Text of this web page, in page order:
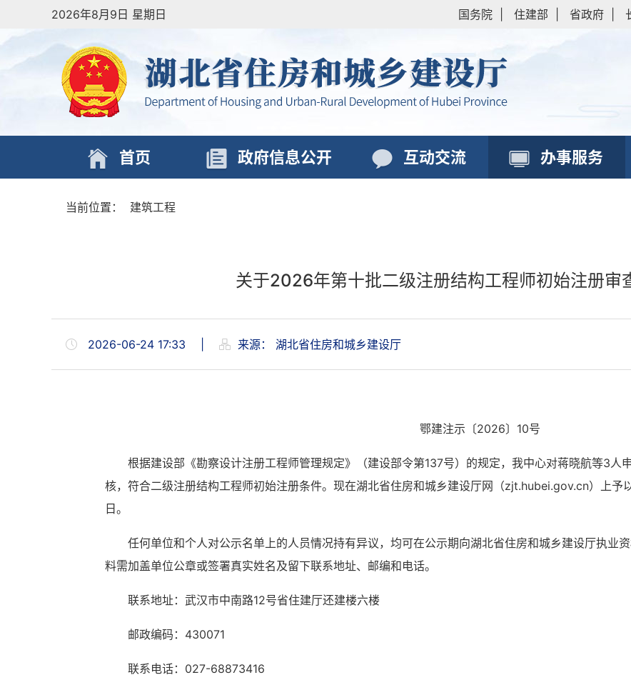
2026年8月9日 星期日 国务院 住建部 省政府
首页 政府信息公开 互动交流 办事服务
当前位置： 建筑工程
关于2026年第十批二级注册结构工程师初始注册审
2026-06-24 17:33 来源： 湖北省住房和城乡建设厅
鄂建注示〔2026〕10号
根据建设部《勘察设计注册工程师管理规定》（建设部令第137号）的规定，我中心对蒋晓航等3人
核，符合二级注册结构工程师初始注册条件。现在湖北省住房和城乡建设厅网（zjt.hubei.gov.cn）上
日。
任何单位和个人对公示名单上的人员情况持有异议，均可在公示期向湖北省住房和城乡建设厅执业
料需加盖单位公章或签署真实姓名及留下联系地址、邮编和电话。
联系地址：武汉市中南路12号省住建厅还建楼六楼
邮政编码：430071
联系电话：027-68873416